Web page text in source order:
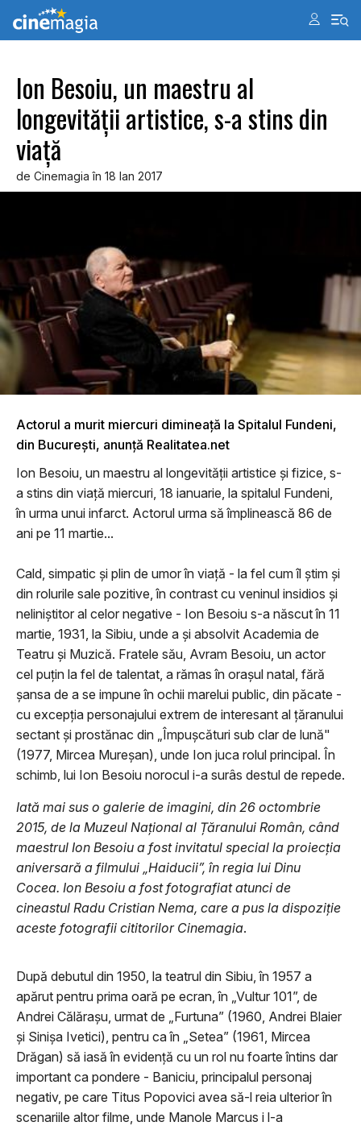
Ion Besoiu, un maestru al
longevității artistice, s-a stins din
viață
de Cinemagia în 18 Ian 2017
Actorul a murit miercuri dimineață la Spitalul Fundeni,
din București, anunță Realitatea.net
Ion Besoiu, un maestru al longevității artistice și fizice, s-
a stins din viață miercuri, 18 ianuarie, la spitalul Fundeni,
în urma unui infarct. Actorul urma să împlinească 86 de
ani pe 11 martie...
Cald, simpatic şi plin de umor în viaţă - la fel cum îl ştim şi
din rolurile sale pozitive, în contrast cu veninul insidios şi
neliniştitor al celor negative - Ion Besoiu s-a născut în 11
martie, 1931, la Sibiu, unde a şi absolvit Academia de
Teatru şi Muzică. Fratele său, Avram Besoiu, un actor
cel puţin la fel de talentat, a rămas în oraşul natal, fără
şansa de a se impune în ochii marelui public, din păcate -
cu excepţia personajului extrem de interesant al ţăranului
sectant şi prostănac din „Împușcături sub clar de lună"
(1977, Mircea Mureșan), unde Ion juca rolul principal. În
schimb, lui Ion Besoiu norocul i-a surâs destul de repede.
Iată mai sus o galerie de imagini, din 26 octombrie
2015, de la Muzeul Național al Țăranului Român, când
maestrul Ion Besoiu a fost invitatul special la proiecția
aniversară a filmului „Haiducii”, în regia lui Dinu
Cocea. Ion Besoiu a fost fotografiat atunci de
cineastul Radu Cristian Nema, care a pus la dispoziție
aceste fotografii cititorilor Cinemagia.
După debutul din 1950, la teatrul din Sibiu, în 1957 a
apărut pentru prima oară pe ecran, în „Vultur 101”, de
Andrei Călărașu, urmat de „Furtuna” (1960, Andrei Blaier
şi Sinișa Ivetici), pentru ca în „Setea” (1961, Mircea
Drăgan) să iasă în evidenţă cu un rol nu foarte întins dar
important ca pondere - Baniciu, principalul personaj
negativ, pe care Titus Popovici avea să-l reia ulterior în
scenariile altor filme, unde Manole Marcus i l-a